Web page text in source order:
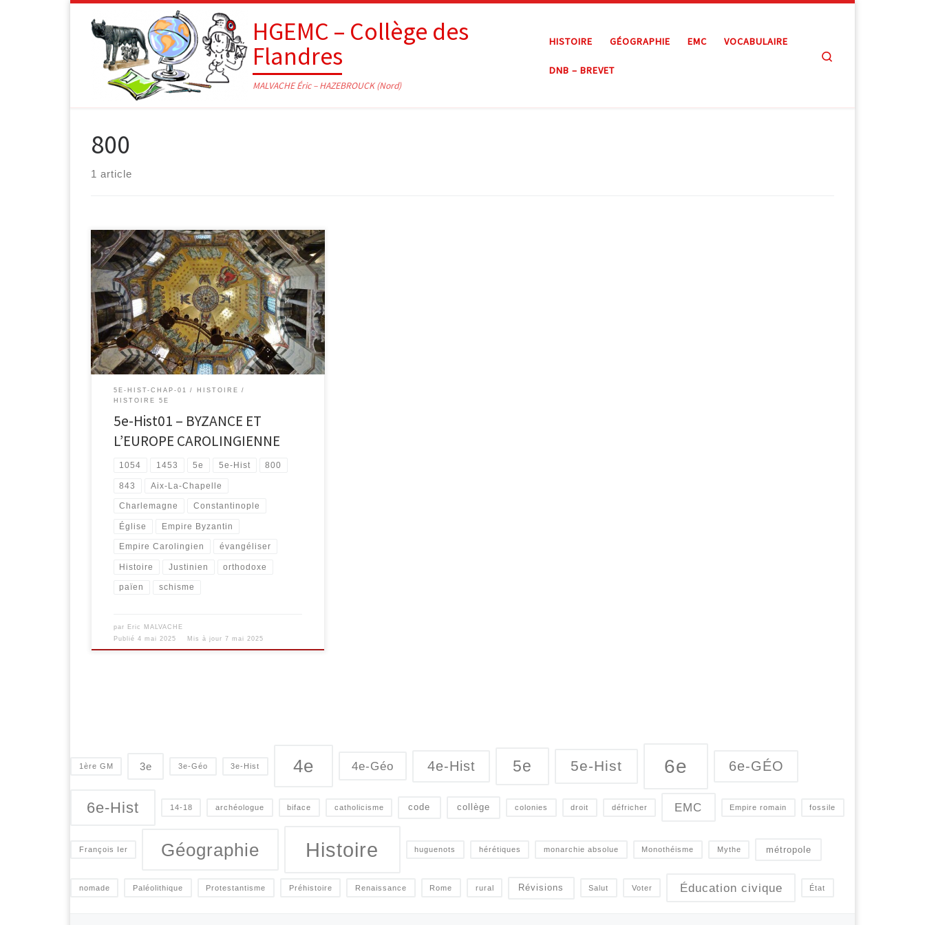
Passer au contenu
HGEMC – Collège des
Flandres
MALVACHE Éric – HAZEBROUCK (Nord)
HISTOIRE GÉOGRAPHIE EMC VOCABULAIRE
DNB – BREVET
800
1 article
5E-HIST-CHAP-01
HISTOIRE
HISTOIRE 5E
5e-Hist01 – BYZANCE ET
L’EUROPE CAROLINGIENNE
1054 1453 5e 5e-Hist 800
843 Aix-La-Chapelle
Charlemagne Constantinople
Église Empire Byzantin
Empire Carolingien évangéliser
Histoire Justinien orthodoxe
païen schisme
par Eric MALVACHE
Publié 4 mai 2025 Mis à jour 7 mai 2025
1ère GM 3e 3e-Géo 3e-Hist 4e 4e-Géo 4e-Hist 5e 5e-Hist 6e 6e-GÉO
6e-Hist 14-18 archéologue biface catholicisme code collège colonies droit défricher EMC Empire romain fossile
François Ier Géographie Histoire huguenots hérétiques monarchie absolue Monothéisme Mythe métropole
nomade Paléolithique Protestantisme Préhistoire Renaissance Rome rural Révisions Salut Voter Éducation civique État